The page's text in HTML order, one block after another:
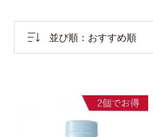
並び順 おすすめ順